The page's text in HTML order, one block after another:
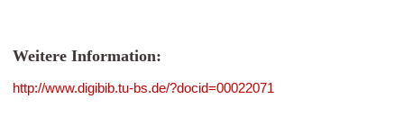
Weitere Information:
http://www.digibib.tu-bs.de/?docid=00022071